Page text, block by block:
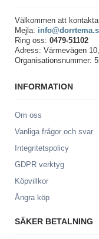
Välkommen att
Mejla:
Ring oss: 0479-51102
Adress: Värmevägen
Organisationsnummer:
INFORMATION
Om oss
Vanliga frågor och svar
Integritetspolicy
GDPR verktyg
Köpvillkor
Ångra köp
SÄKER BETALNING